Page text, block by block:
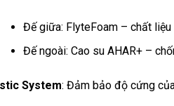
Đế giữa: FlyteFoam – chất liệu
Đế ngoài: Cao su AHAR+ –
System: Đảm bảo độ cứng